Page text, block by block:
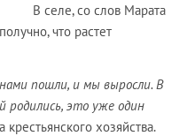
В селе, со слов Марата
что растет
пошли, и мы выросли. В
родились, это уже один
крестьянского хозяйства.